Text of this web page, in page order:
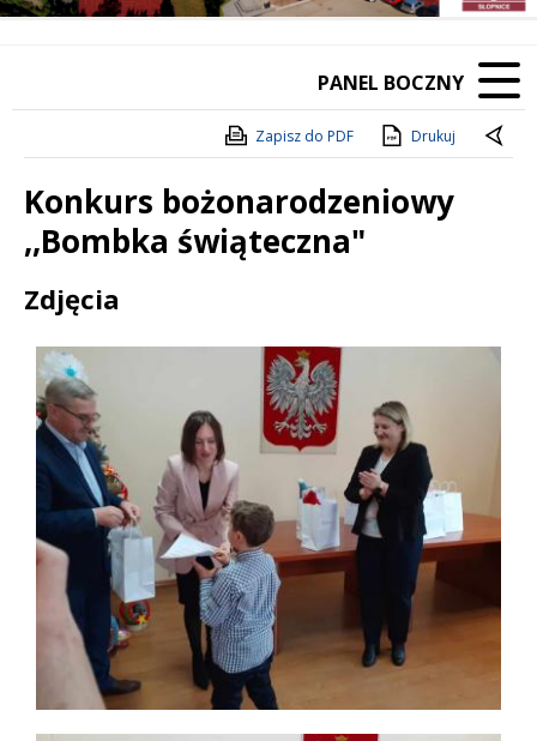
PANEL BOCZNY
Zapisz do PDF Drukuj
Konkurs bożonarodzeniowy
,,Bombka świąteczna"
Treść
Zdjęcia